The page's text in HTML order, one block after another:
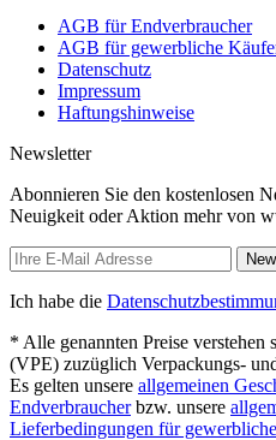
AGB für Endverbraucher
AGB für gewerbliche
Datenschutz
Impressum
Haftungshinweise
Newsletter
Abonnieren Sie den kostenlosen
Neuigkeit oder Aktion mehr von
Ich habe die
* Alle genannten Preise verstehen
(VPE) zuzüglich Verpackungs-
Es gelten unsere allgemeinen
Endverbraucherbzw. unsere
Lieferbedingungen für